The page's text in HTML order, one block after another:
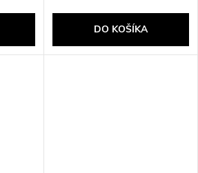
DO KOŠÍKA